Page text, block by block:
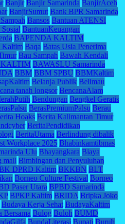
Banjir Banjir Samarinda BanjirAceh
BanjirSumut Bank BPR Samarinda
Bansos Bantuan ATENSI
BantuanKeuangan
BAPENDA KALTIM
Kaltim Baqa Batas Usia Penerima
Bau Sampah Bawah Kendali
BAWASLU Samarinda
BBM BBM SPBU BBMKaltim
Belanja Publik Belimau
tanah longsor BencanaAlam
Bendungan Bengkel Geratis
BerasPremiumPalsu Berau
Hoaks Berita Kalimantan Timur
BeritaPendidikan
BeritaUtama Berlindung dibalik
Workplace 2025 Bhabinkamtibmas
Ulu Bhayangkara Biaya
mall Bimbingan dan Penyuluhan
DPRD Kaltim BKKBN BLT
Borneo Culture Festival Borneo
Paser Utara BPBD Samarinda
BPKP Kaltim BRIDA Bripka Joko
Budaya Kerja Sehat BudayaKaltim
Bersama Bulog Buloh BUMD
BundaLiterasi Bupati Buruh